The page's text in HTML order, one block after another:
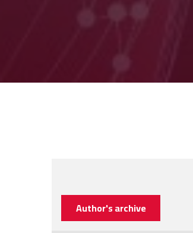
Author's archive